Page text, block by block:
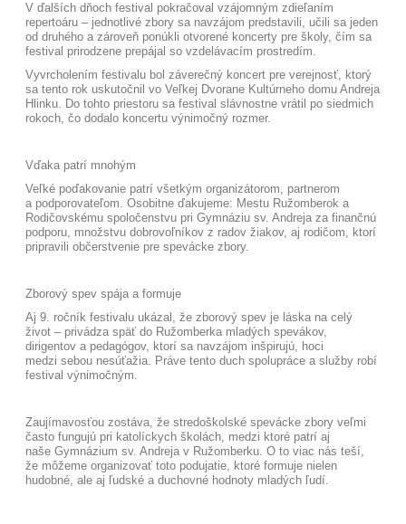
V ďalších dňoch festival pokračoval vzájomným zdieľaním
repertoáru – jednotlivé zbory sa navzájom predstavili, učili sa jeden
od druhého a zároveň ponúkli otvorené koncerty pre školy, čím sa
festival prirodzene prepájal so vzdelávacím prostredím.
Vyvrcholením festivalu bol záverečný koncert pre verejnosť, ktorý
sa tento rok uskutočnil vo Veľkej Dvorane Kultúrneho domu Andreja
Hlinku. Do tohto priestoru sa festival slávnostne vrátil po siedmich
rokoch, čo dodalo koncertu výnimočný rozmer.
Vďaka patrí mnohým
Veľké poďakovanie patrí všetkým organizátorom, partnerom
a podporovateľom. Osobitne ďakujeme: Mestu Ružomberok a
Rodičovskému spoločenstvu pri Gymnáziu sv. Andreja za finančnú
podporu, množstvu dobrovoľníkov z radov žiakov, aj rodičom, ktorí
pripravili občerstvenie pre spevácke zbory.
Zborový spev spája a formuje
Aj 9. ročník festivalu ukázal, že zborový spev je láska na celý
život – privádza späť do Ružomberka mladých spevákov,
dirigentov a pedagógov, ktorí sa navzájom inšpirujú, hoci
medzi sebou nesúťažia. Práve tento duch spolupráce a služby robí
festival výnimočným.
Zaujímavosťou zostáva, že stredoškolské spevácke zbory veľmi
často fungujú pri katolíckych školách, medzi ktoré patrí aj
naše Gymnázium sv. Andreja v Ružomberku. O to viac nás teší,
že môžeme organizovať toto podujatie, ktoré formuje nielen
hudobné, ale aj ľudské a duchovné hodnoty mladých ľudí.